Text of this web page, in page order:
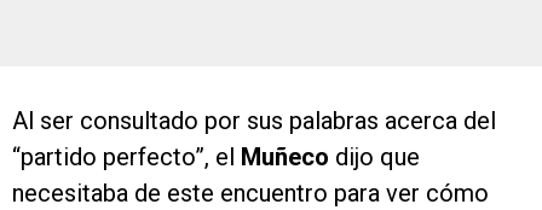
Al ser consultado por sus palabras acerca del
“partido perfecto”, el Muñeco dijo que
necesitaba de este encuentro para ver cómo